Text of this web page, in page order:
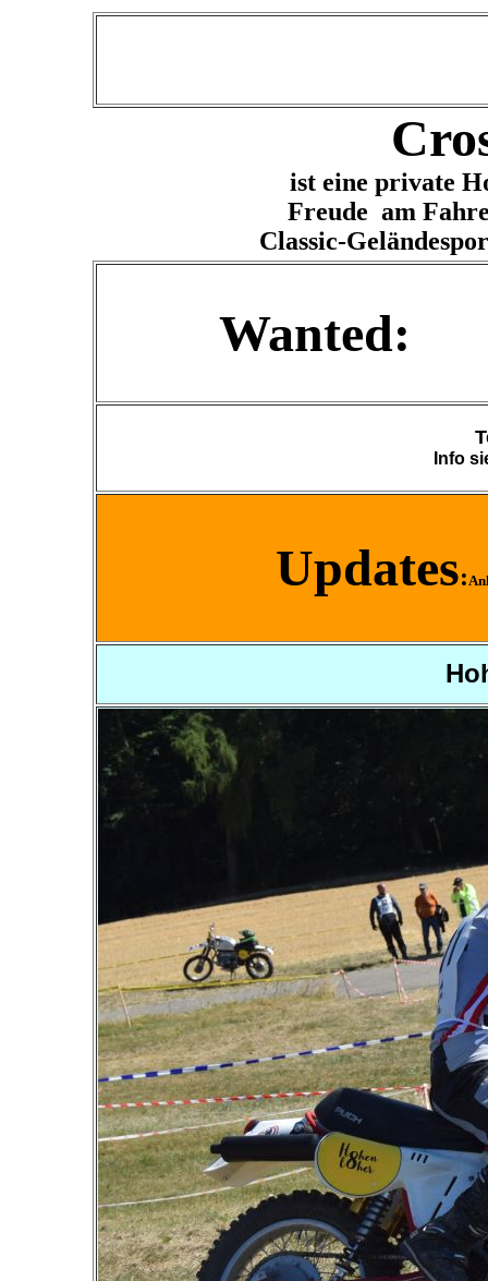
ist eine private
Freude am
Classic-
Wanted:
Info
Updates: